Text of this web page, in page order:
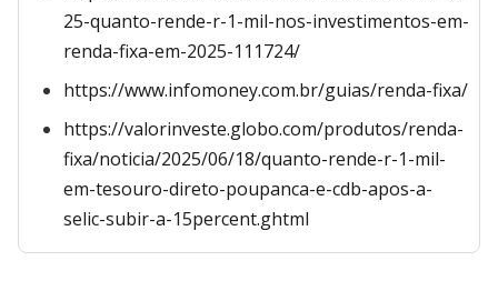
25-quanto-rende-r-1-mil-nos-investimentos-em-
renda-fixa-em-2025-111724/
https://www.infomoney.com.br/guias/renda-fixa/
https://valorinveste.globo.com/produtos/renda-
fixa/noticia/2025/06/18/quanto-rende-r-1-mil-
em-tesouro-direto-poupanca-e-cdb-apos-a-
selic-subir-a-15percent.ghtml